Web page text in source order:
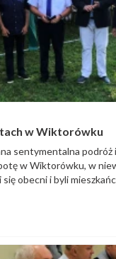
w Wiktorówku
sentymentalna podróż
w Wiktorówku, w
obecni i byli